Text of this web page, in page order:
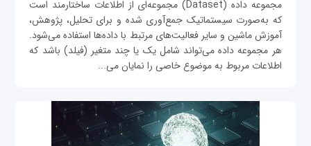
مجموعه داده‌ (Dataset) مجموعه‌ای از اطلاعات ساختارمند است
که به‌صورت سیستماتیک جمع‌آوری شده و برای تحلیل، پژوهش،
آموزش ماشین و سایر فعالیت‌های مرتبط با داده‌ها استفاده می‌شود.
هر مجموعه داده می‌تواند شامل یک یا چند متغیر (فیلد) باشد که
اطلاعات مربوط به موضوع خاصی را نمایان می‌...